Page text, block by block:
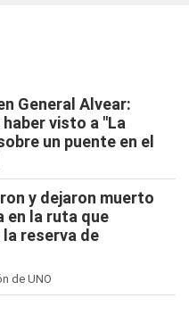
General Alvear:
visto a "La
un puente en el
y dejaron muerto
en la ruta que
reserva de
de UNO